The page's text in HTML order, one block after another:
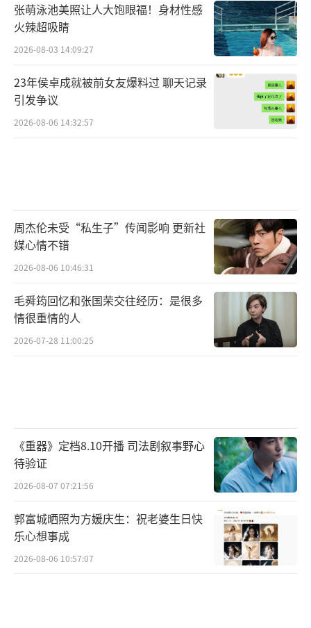
张萌泳池美照让人大饱眼福！身材性感
火辣超吸睛
2026-08-03 14:09:27
23年侯卓成就被前女友爆料过 聊天记录
引发争议
2026-08-06 14:32:57
周杰伦未受“私生子”传闻影响 更新社
媒心情不错
2026-08-06 10:46:31
毛舜筠回忆和张国荣交往经历：是很多
情很重情的人
2026-07-28 11:00:25
《重器》定档8.10开播 司法剧叙事野心
待验证
2026-08-07 07:21:56
郭富城晒照为方媛庆生：祝老婆生日快
乐心想事成
2026-08-06 10:57:07